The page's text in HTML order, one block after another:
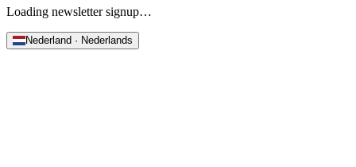
Loading newsletter signup…
Nederland · Nederlands